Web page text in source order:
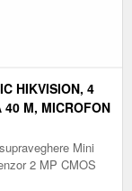
HIKVISION, 4
M, MICROFON
Mini
2 MP CMOS